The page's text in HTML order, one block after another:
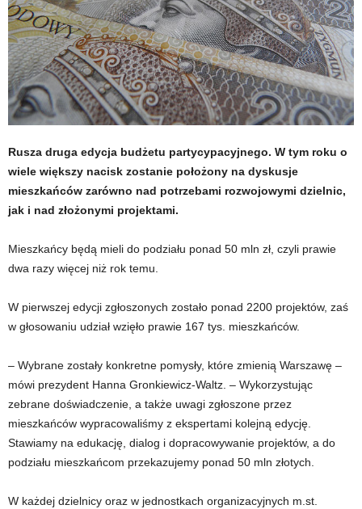
Rusza druga edycja budżetu partycypacyjnego. W tym roku o
wiele większy nacisk zostanie położony na dyskusje
mieszkańców zarówno nad potrzebami rozwojowymi dzielnic,
jak i nad złożonymi projektami.
Mieszkańcy będą mieli do podziału ponad 50 mln zł, czyli prawie
dwa razy więcej niż rok temu.
W pierwszej edycji zgłoszonych zostało ponad 2200 projektów, zaś
w głosowaniu udział wzięło prawie 167 tys. mieszkańców.
– Wybrane zostały konkretne pomysły, które zmienią Warszawę –
mówi prezydent Hanna Gronkiewicz-Waltz. – Wykorzystując
zebrane doświadczenie, a także uwagi zgłoszone przez
mieszkańców wypracowaliśmy z ekspertami kolejną edycję.
Stawiamy na edukację, dialog i dopracowywanie projektów, a do
podziału mieszkańcom przekazujemy ponad 50 mln złotych.
W każdej dzielnicy oraz w jednostkach organizacyjnych m.st.